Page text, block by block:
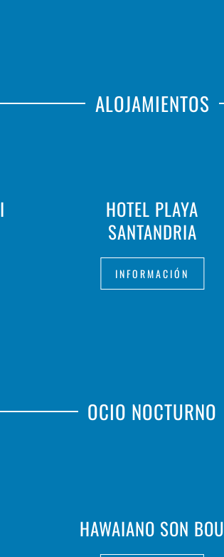
ALOJAMIENTOS
HOTEL PLAYA
SANTANDRIA
INFORMACIÓN
OCIO NOCTURNO
HAWAIANO SON BOU